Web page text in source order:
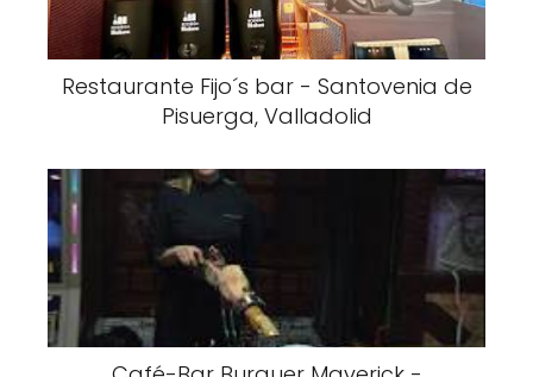
Restaurante Fijo´s bar - Santovenia de
Pisuerga, Valladolid